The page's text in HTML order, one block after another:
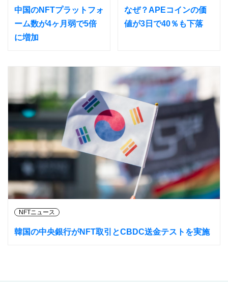
中国のNFTプラットフォ
ーム数が4ヶ月弱で5倍
に増加
なぜ？APEコインの価
値が3日で40％も下落
NFTニュース
韓国の中央銀行がNFT取引とCBDC送金テストを実施